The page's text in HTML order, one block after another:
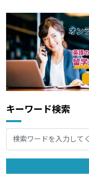
キーワード検索